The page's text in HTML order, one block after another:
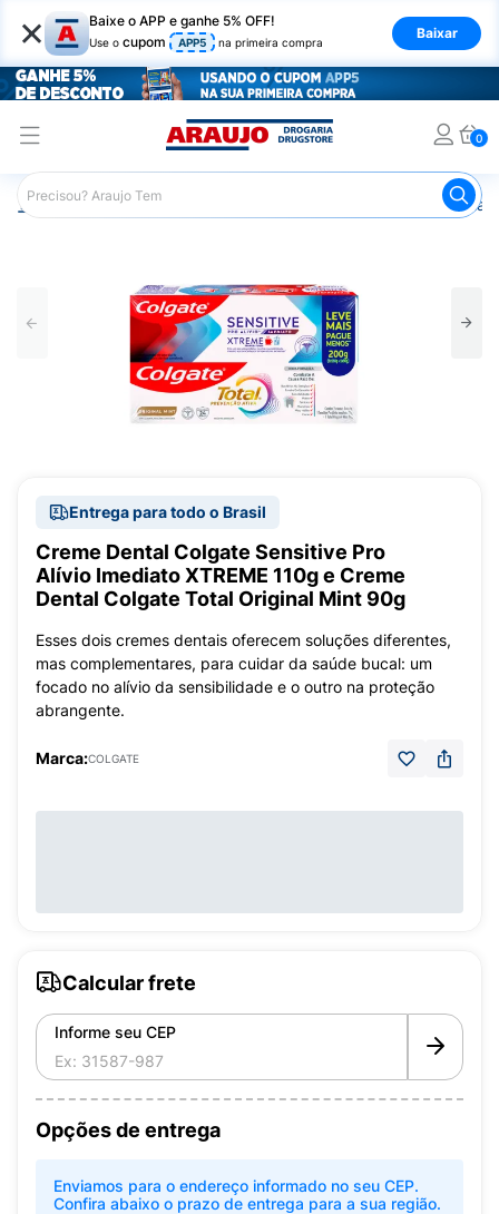
× Baixe o APP e ganhe 5% OFF!
Use o cupom APP5 na primeira compra
Baixar
0
Araujo Nutrição Saudável Pasta
Entrega para todo o Brasil
Creme Dental Colgate Sensitive Pro
Alívio Imediato XTREME 110g e Creme
Dental Colgate Total Original Mint 90g
Esses dois cremes dentais oferecem soluções diferentes,
mas complementares, para cuidar da saúde bucal: um
focado no alívio da sensibilidade e o outro na proteção
abrangente.
Marca:COLGATE
Calcular frete
Informe seu CEP
Opções de entrega
Enviamos para o endereço informado no seu CEP.
Confira abaixo o prazo de entrega para a sua região.